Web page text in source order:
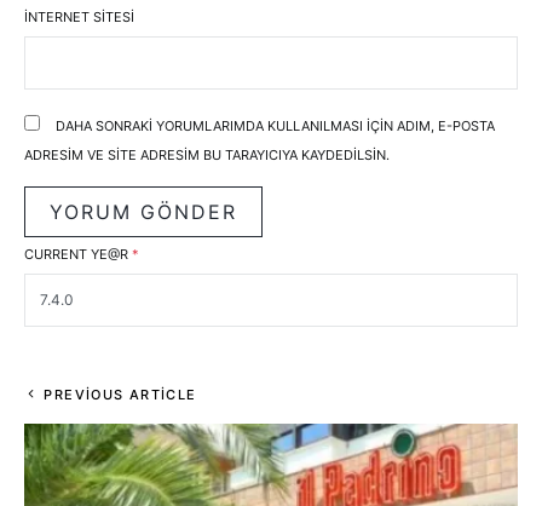
İNTERNET SITESI
DAHA SONRAKI YORUMLARIMDA KULLANILMASI IÇIN ADIM, E-POSTA
ADRESIM VE SITE ADRESIM BU TARAYICIYA KAYDEDILSIN.
CURRENT YE@R *
PREVIOUS ARTICLE